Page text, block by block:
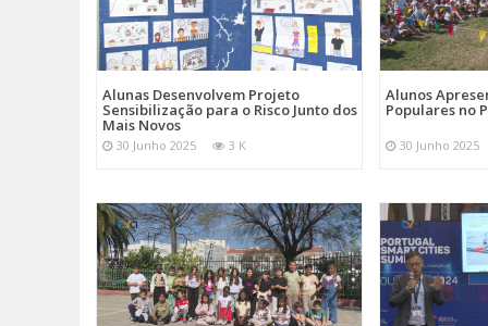
Alunas Desenvolvem Projeto
Sensibilização para o Risco Junto dos
Mais Novos
30 Junho 2025 3 K
Alunos
Populares no
30 Junho 2025